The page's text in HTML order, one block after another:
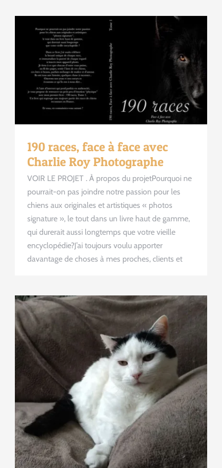
190 races, face à face avec
Charlie Roy Photographe
VOIR LE PROJET . À propos du projetPourquoi ne
pourrait-on pas joindre notre passion pour les
chiens aux originales et artistiques « photos
signature », le tout dans un livre haut de gamme,
qui durerait aussi longtemps que votre vieille
encyclopédie?J’ai toujours voulu apporter
davantage de choses à mes proches, clients et